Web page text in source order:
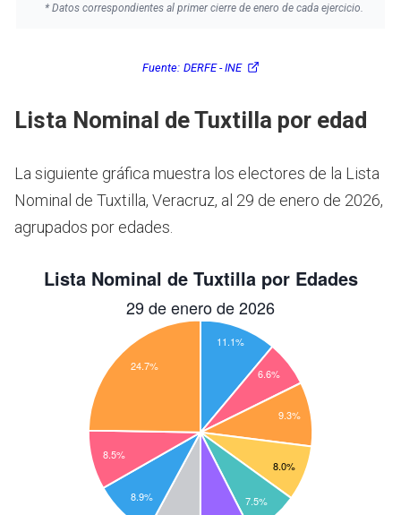
* Datos correspondientes al primer cierre de enero de cada ejercicio.
Fuente: DERFE - INE
Lista Nominal de Tuxtilla por edad
La siguiente gráfica muestra los electores de la Lista
Nominal de Tuxtilla, Veracruz, al 29 de enero de 2026,
agrupados por edades.